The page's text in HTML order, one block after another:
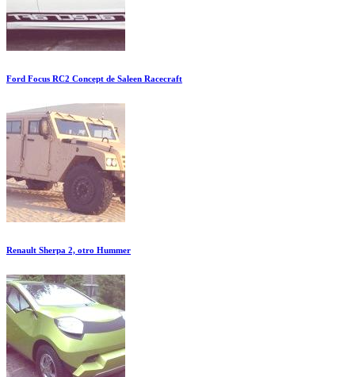
Ford Focus RC2 Concept de Saleen Racecraft
Renault Sherpa 2, otro Hummer